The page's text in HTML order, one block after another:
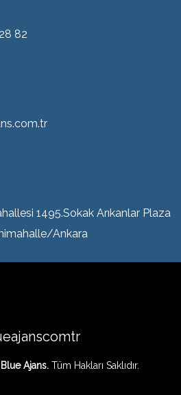
82
1495.Sokak Arıkanlar Plaza
Ankara
Blue Ajans.Tüm Hakları Saklıdır.